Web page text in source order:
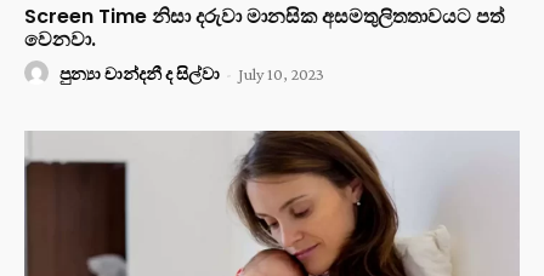
Screen Time නිසා දරුවා මානසික අසමතුලිතතාවයට පත්
වෙනවා.
පුන්‍යා චාන්දනී ද සිල්වා - July 10, 2023